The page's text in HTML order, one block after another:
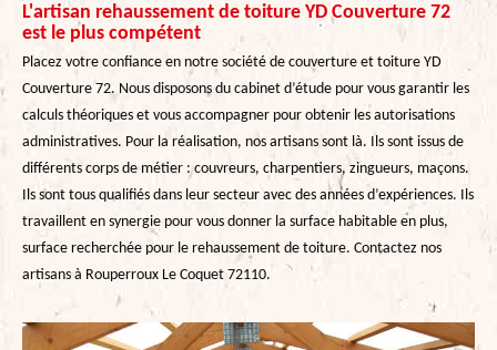
L'artisan rehaussement de toiture YD Couverture 72
est le plus compétent
Placez votre confiance en notre société de couverture et toiture YD
Couverture 72. Nous disposons du cabinet d’étude pour vous garantir les
calculs théoriques et vous accompagner pour obtenir les autorisations
administratives. Pour la réalisation, nos artisans sont là. Ils sont issus de
différents corps de métier : couvreurs, charpentiers, zingueurs, maçons.
Ils sont tous qualifiés dans leur secteur avec des années d’expériences. Ils
travaillent en synergie pour vous donner la surface habitable en plus,
surface recherchée pour le rehaussement de toiture. Contactez nos
artisans à Rouperroux Le Coquet 72110.